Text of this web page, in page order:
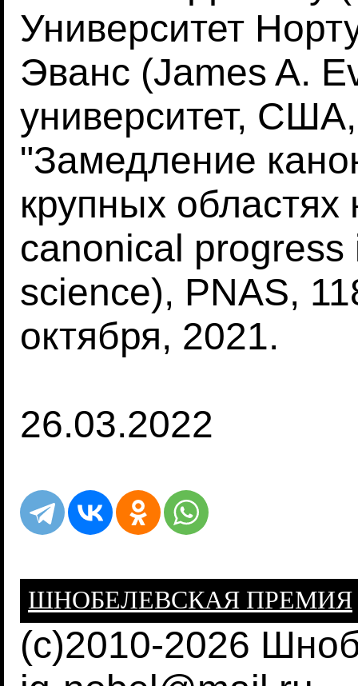
Университет
Эванс (James A.
университет,
"Замедление
крупных областях
canonical
science), PNAS,
октября, 2021.
26.03.2022
ШНОБЕЛЕВСКАЯ ПРЕМИЯ
(c)2010-2026